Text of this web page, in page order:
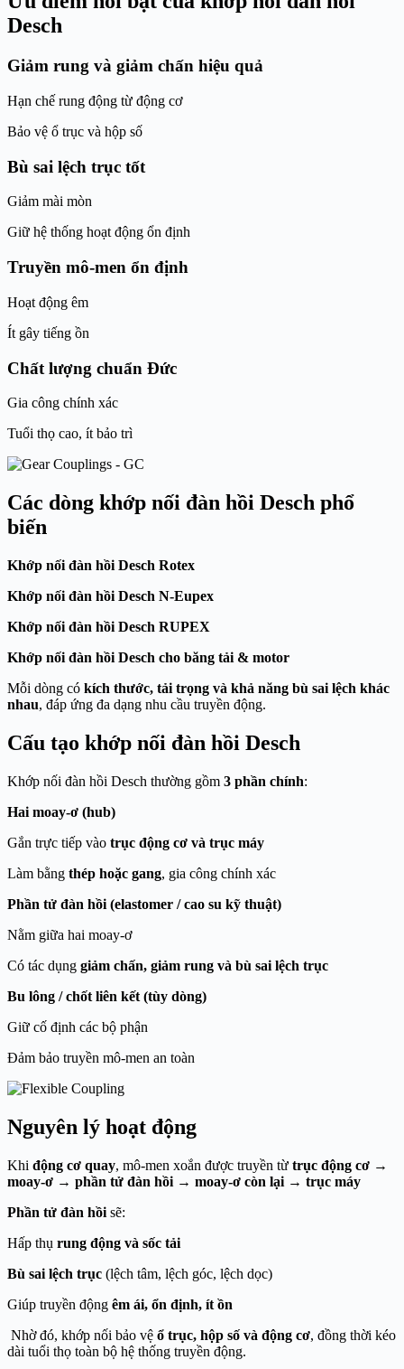
Desch
Giảm rung và giảm chấn hiệu quả
Hạn chế rung động từ động cơ
Bảo vệ ổ trục và hộp số
Bù sai lệch trục tốt
Giảm mài mòn
Giữ hệ thống hoạt động ổn định
Truyền mô-men ổn định
Hoạt động êm
Ít gây tiếng ồn
Chất lượng chuẩn Đức
Gia công chính xác
Tuổi thọ cao, ít bảo trì
Các dòng khớp nối đàn hồi Desch phổ
biến
Khớp nối đàn hồi Desch Rotex
Khớp nối đàn hồi Desch N-Eupex
Khớp nối đàn hồi Desch RUPEX
Khớp nối đàn hồi Desch cho băng tải & motor
Mỗi dòng có kích thước, tải trọng và khả năng bù sai lệch khác
nhau, đáp ứng đa dạng nhu cầu truyền động.
Cấu tạo khớp nối đàn hồi Desch
Khớp nối đàn hồi Desch thường gồm 3 phần chính:
Hai moay-ơ (hub)
Gắn trực tiếp vào trục động cơ và trục máy
Làm bằng thép hoặc gang, gia công chính xác
Phần tử đàn hồi (elastomer / cao su kỹ thuật)
Nằm giữa hai moay-ơ
Có tác dụng giảm chấn, giảm rung và bù sai lệch trục
Bu lông / chốt liên kết (tùy dòng)
Giữ cố định các bộ phận
Đảm bảo truyền mô-men an toàn
Nguyên lý hoạt động
Khi động cơ quay, mô-men xoắn được truyền từ trục động cơ →
moay-ơ → phần tử đàn hồi → moay-ơ còn lại → trục máy
Phần tử đàn hồi sẽ:
Hấp thụ rung động và sốc tải
Bù sai lệch trục (lệch tâm, lệch góc, lệch dọc)
Giúp truyền động êm ái, ổn định, ít ồn
Nhờ đó, khớp nối bảo vệ ổ trục, hộp số và động cơ, đồng thời kéo
dài tuổi thọ toàn bộ hệ thống truyền động.